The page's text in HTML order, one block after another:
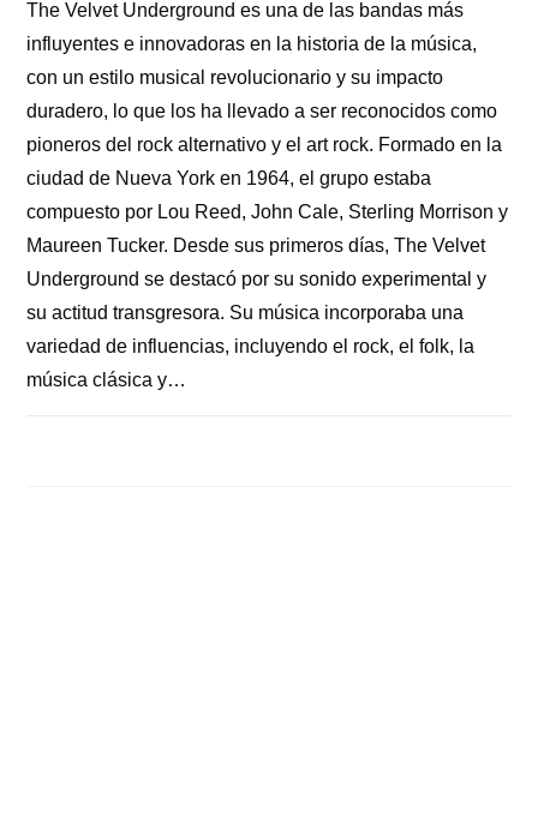
The Velvet Underground es una de las bandas más
influyentes e innovadoras en la historia de la música,
con un estilo musical revolucionario y su impacto
duradero, lo que los ha llevado a ser reconocidos como
pioneros del rock alternativo y el art rock. Formado en la
ciudad de Nueva York en 1964, el grupo estaba
compuesto por Lou Reed, John Cale, Sterling Morrison y
Maureen Tucker. Desde sus primeros días, The Velvet
Underground se destacó por su sonido experimental y
su actitud transgresora. Su música incorporaba una
variedad de influencias, incluyendo el rock, el folk, la
música clásica y…